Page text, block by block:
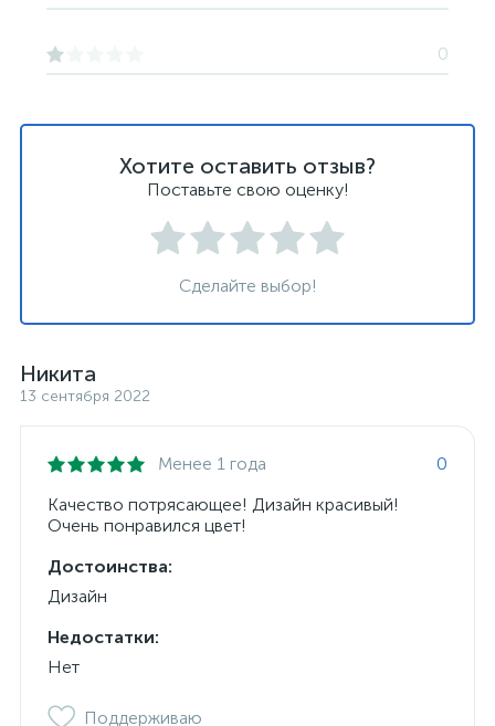
Хотите оставить отзыв?
Поставьте свою оценку!
Сделайте выбор!
Никита
13 сентября 2022
Менее 1 года
0
Качество потрясающее! Дизайн красивый!
Очень понравился цвет!
Достоинства:
Дизайн
Недостатки:
Нет
Поддерживаю
0